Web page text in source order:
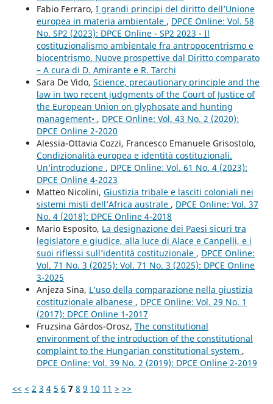
Fabio Ferraro, I grandi principi del diritto dell’Unione
europea in materia ambientale , DPCE Online: Vol. 58
No. SP2 (2023): DPCE Online - SP2 2023 - Il
costituzionalismo ambientale fra antropocentrismo e
biocentrismo. Nuove prospettive dal Diritto comparato
– A cura di D. Amirante e R. Tarchi
Sara De Vido, Science, precautionary principle and the
law in two recent judgments of the Court of Justice of
the European Union on glyphosate and hunting
management• , DPCE Online: Vol. 43 No. 2 (2020):
DPCE Online 2-2020
Alessia-Ottavia Cozzi, Francesco Emanuele Grisostolo,
Condizionalità europea e identità costituzionali.
Un’introduzione , DPCE Online: Vol. 61 No. 4 (2023):
DPCE Online 4-2023
Matteo Nicolini, Giustizia tribale e lasciti coloniali nei
sistemi misti dell’Africa australe , DPCE Online: Vol. 37
No. 4 (2018): DPCE Online 4-2018
Mario Esposito, La designazione dei Paesi sicuri tra
legislatore e giudice, alla luce di Alace e Canpelli, e i
suoi riflessi sull’identità costituzionale , DPCE Online:
Vol. 71 No. 3 (2025): Vol. 71 No. 3 (2025): DPCE Online
3-2025
Anjeza Sina, L’uso della comparazione nella giustizia
costituzionale albanese , DPCE Online: Vol. 29 No. 1
(2017): DPCE Online 1-2017
Fruzsina Gárdos-Orosz, The constitutional
environment of the introduction of the constitutional
complaint to the Hungarian constitutional system ,
DPCE Online: Vol. 39 No. 2 (2019): DPCE Online 2-2019
<< < 2 3 4 5 6 7 8 9 10 11 > >>